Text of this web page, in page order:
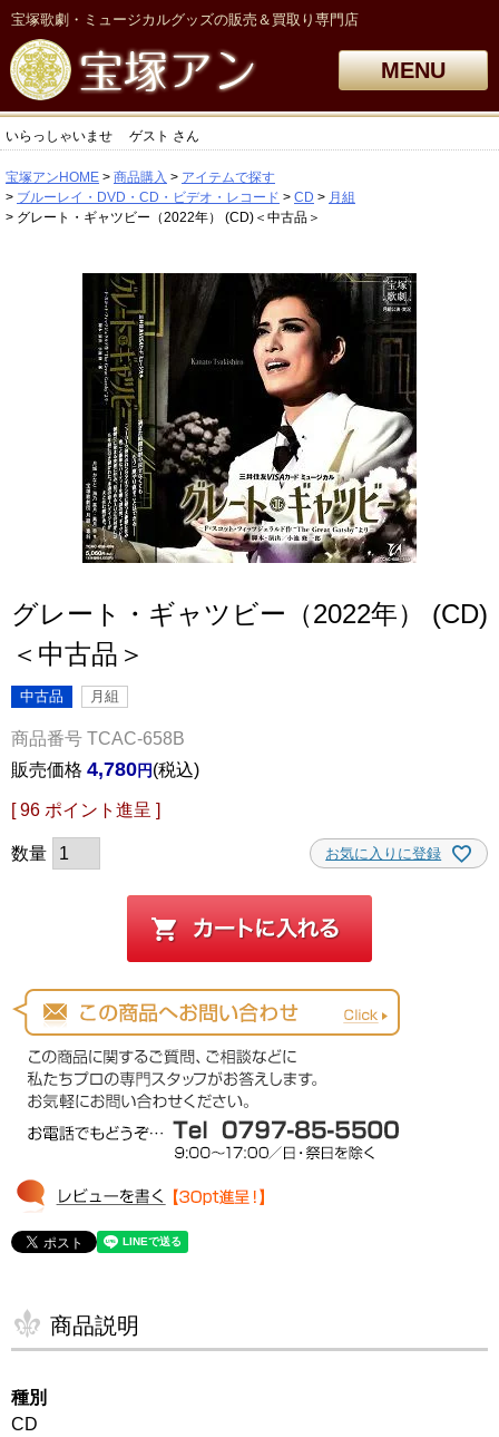
宝塚歌劇・ミュージカルグッズの販売＆買取り専門店
MENU
いらっしゃいませ ゲスト さん
宝塚アンHOME 商品購入
アイテムで探す
ブルーレイ・DVD・CD・ビデオ・レコード
CD
月組
グレート・ギャツビー（2022年） (CD)＜中古品＞
グレート・ギャツビー（2022年） (CD)
＜中古品＞
中古品 月組
商品番号 TCAC-658B
販売価格 4,780 税込
[ 96 ポイント進呈 ]
お気に入りに登録
商品説明
種別
CD